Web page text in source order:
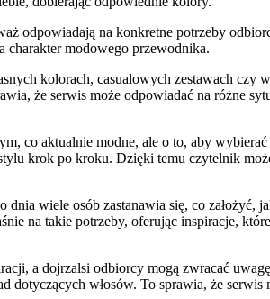
odpowiadają na konkretne potrzeby
charakter modowego przewodnika.
kolorach, casualowych zestawach czy
że serwis może odpowiadać na różne
co aktualnie modne, ale o to, aby
krok po kroku. Dzięki temu czytelnik
wiele osób zastanawia się, co założyć,
na takie potrzeby, oferując inspiracje,
a dojrzalsi odbiorcy mogą zwracać
dotyczących włosów. To sprawia, że serwis